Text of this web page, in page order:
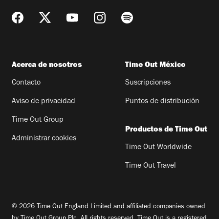
Acerca de nosotros
Contacto
Aviso de privacidad
Time Out Group
Administrar cookies
Time Out México
Suscripciones
Puntos de distribución
Productos de Time Out
Time Out Worldwide
Time Out Travel
© 2026 Time Out England Limited and affiliated companies owned